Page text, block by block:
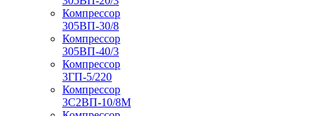
Компрессор
305ВП-30/8
Компрессор
305ВП-40/3
Компрессор
3ГП-5/220
Компрессор
3С2ВП-10/8М